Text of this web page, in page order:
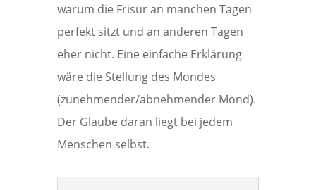
warum die Frisur an manchen Tagen
perfekt sitzt und an anderen Tagen
eher nicht. Eine einfache Erklärung
wäre die Stellung des Mondes
(zunehmender/abnehmender Mond).
Der Glaube daran liegt bei jedem
Menschen selbst.